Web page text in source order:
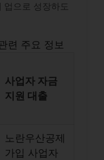
업으로 성장하도
련 주요 정보
사업자 자금
지원 대출
노란우산공제
가입 사업자